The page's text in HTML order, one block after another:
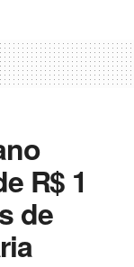
R$ 1
de